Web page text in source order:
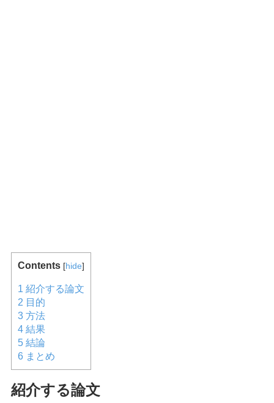
Contents [hide]
1 紹介する論文
2 目的
3方法
4結果
5結論
6まとめ
紹介する論文